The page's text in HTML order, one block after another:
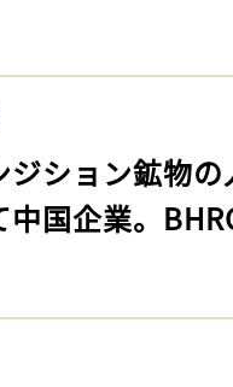
ジション鉱物
中国企業。